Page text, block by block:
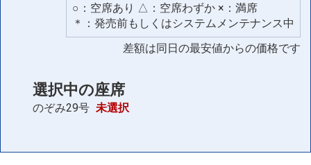
○：空席あり △：空席わずか ×：満席
＊：発売前もしくはシステムメンテナンス中
差額は同日の最安値からの価格です
選択中の座席
のぞみ29号 未選択